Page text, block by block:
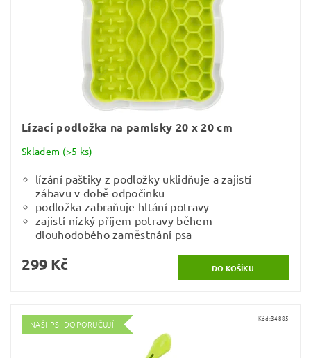
Lízací podložka na pamlsky 20 x 20 cm
Skladem (>5 ks)
lízání paštiky z podložky uklidňuje a zajistí
zábavu v době odpočinku
podložka zabraňuje hltání potravy
zajistí nízký příjem potravy během
dlouhodobého zaměstnání psa
299 Kč
NAŠI PSI DOPORUČUJÍ
Kód:34885